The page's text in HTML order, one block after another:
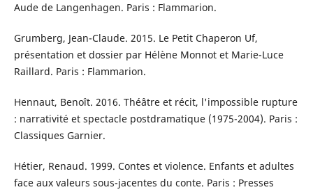
Aude de Langenhagen. Paris : Flammarion.
Grumberg, Jean-Claude. 2015. Le Petit Chaperon Uf,
présentation et dossier par Hélène Monnot et Marie-Luce
Raillard. Paris : Flammarion.
Hennaut, Benoît. 2016. Théâtre et récit, l'impossible rupture
: narrativité et spectacle postdramatique (1975-2004). Paris :
Classiques Garnier.
Hétier, Renaud. 1999. Contes et violence. Enfants et adultes
face aux valeurs sous-jacentes du conte. Paris : Presses